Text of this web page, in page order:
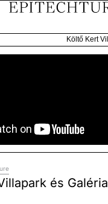
és Galéria